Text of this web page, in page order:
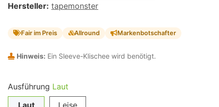
Hersteller: tapemonster
Fair im Preis Allround Markenbotschafter
Hinweis: Ein Sleeve-Klischee wird benötigt.
Ausführung Laut
Laut
Leise